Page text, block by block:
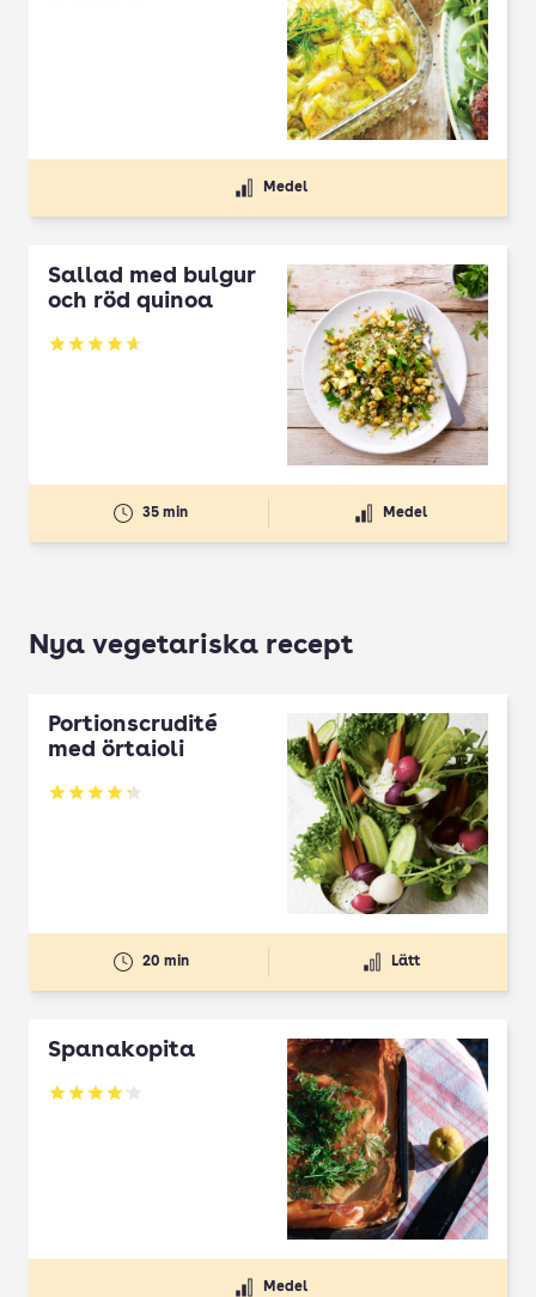
Medel
Sallad med bulgur
och röd quinoa
Betyg: 4.67 av 5
35 min Medel
Nya vegetariska recept
Portionscrudité
med örtaioli
Betyg: 4.27 av 5
20 min Lätt
Spanakopita
Betyg: 4.1 av 5
Medel